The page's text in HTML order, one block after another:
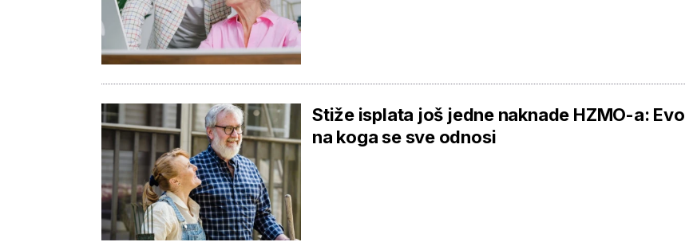
Stiže isplata još jedne naknade HZMO-a: Evo
na koga se sve odnosi